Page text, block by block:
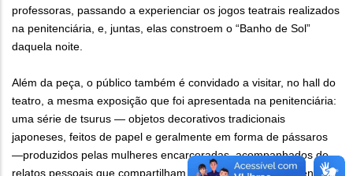
professoras, passando a experienciar os jogos teatrais realizados
na penitenciária, e, juntas, elas constroem o “Banho de Sol”
daquela noite.
Além da peça, o público também é convidado a visitar, no hall do
teatro, a mesma exposição que foi apresentada na penitenciária:
uma série de tsurus — objetos decorativos tradicionais
japoneses, feitos de papel e geralmente em forma de pássaros
—produzidos pelas mulheres encarceradas, acompanhados de
relatos pessoais que compartilham suas histórias e experiências.